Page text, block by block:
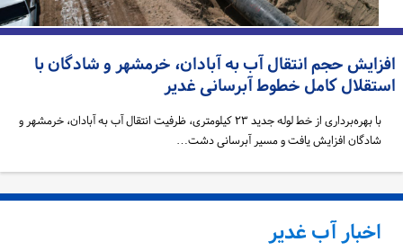
حجم انتقال آب به آبادان، خرمشهر و شادگان با
کامل خطوط آبرسانی غدیر
با بهره‌برداری از خط لوله جدید ۲۳ کیلومتری، ظرفیت انتقال آب به آبادان، خرمشهر و
شادگان افزایش یافت و مسیر آبرسانی دشت…
اخبار آب غدیر